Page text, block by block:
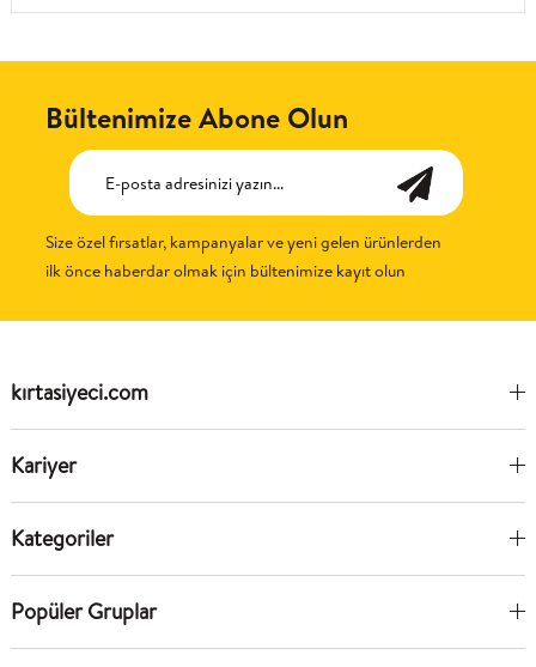
Bültenimize Abone Olun
Size özel fırsatlar, kampanyalar ve yeni gelen ürünlerden
ilk önce haberdar olmak için bültenimize kayıt olun
kırtasiyeci.com
Kariyer
Kategoriler
Popüler Gruplar